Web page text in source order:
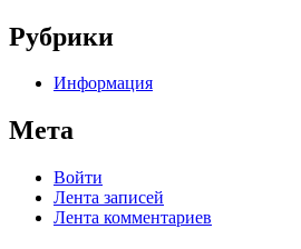
Рубрики
Информация
Мета
Войти
Лента записей
Лента комментариев